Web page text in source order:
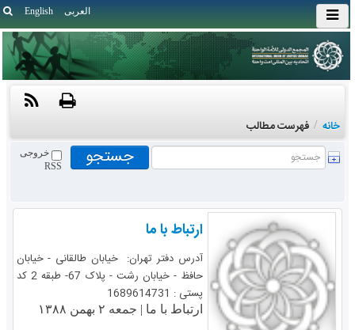
English العربی
خانه / فهرست مطالب
خروجی
RSS
ارتباط با ما
آدرس دفتر تهران: خیابان طالقانی - خیابان
حافظ - خیابان رشت - پلاک 67- طبقه 2 کد
پستی : 1689614731
ارتباط با ما | جمعه ۲ بهمن ۱۳۸۸